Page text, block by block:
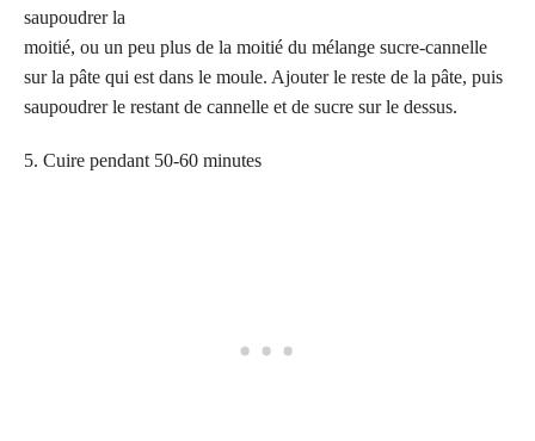
saupoudrer la
moitié, ou un peu plus de la moitié du mélange sucre-cannelle
sur la pâte qui est dans le moule. Ajouter le reste de la pâte, puis
saupoudrer le restant de cannelle et de sucre sur le dessus.
5. Cuire pendant 50-60 minutes